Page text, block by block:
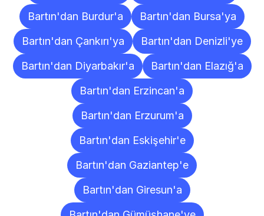
Bartın'dan Burdur'a
Bartın'dan Bursa'ya
Bartın'dan Çankırı'ya
Bartın'dan Denizli'ye
Bartın'dan Diyarbakır'a
Bartın'dan Elazığ'a
Bartın'dan Erzincan'a
Bartın'dan Erzurum'a
Bartın'dan Eskişehir'e
Bartın'dan Gaziantep'e
Bartın'dan Giresun'a